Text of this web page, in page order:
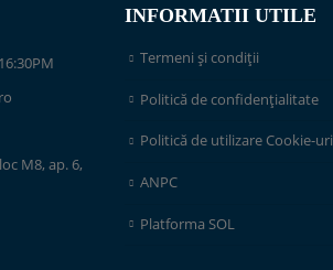
M8, ap. 6,
INFORMATII UTILE
Termeni și condiții
Politică de confidențialitate
Politică de utilizare Cookie-uri
ANPC
Platforma SOL